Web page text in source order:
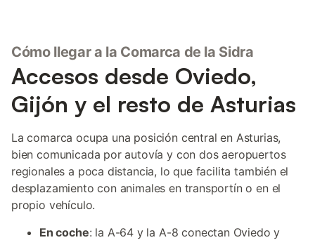
Cómo llegar a la Comarca de la Sidra
Accesos desde Oviedo,
Gijón y el resto de Asturias
La comarca ocupa una posición central en Asturias,
bien comunicada por autovía y con dos aeropuertos
regionales a poca distancia, lo que facilita también el
desplazamiento con animales en transportín o en el
propio vehículo.
En coche: la A-64 y la A-8 conectan Oviedo y